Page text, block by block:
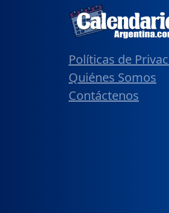
Políticas de
Quiénes Somos
Contáctenos